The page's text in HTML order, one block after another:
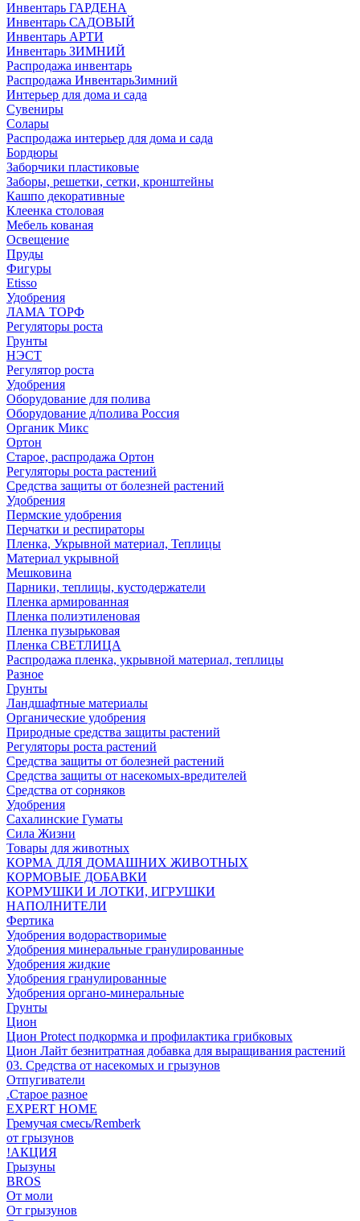
Инвентарь ГАРДЕНА
Инвентарь САДОВЫЙ
Инвентарь АРТИ
Инвентарь ЗИМНИЙ
Распродажа инвентарь
Распродажа ИнвентарьЗимний
Интерьер для дома и сада
Сувениры
Солары
Распродажа интерьер для дома и сада
Бордюры
Заборчики пластиковые
Заборы, решетки, сетки, кронштейны
Кашпо декоративные
Клеенка столовая
Мебель кованая
Освещение
Пруды
Фигуры
Etisso
Удобрения
ЛАМА ТОРФ
Регуляторы роста
Грунты
НЭСТ
Регулятор роста
Удобрения
Оборудование для полива
Оборудование д/полива Россия
Органик Микс
Ортон
Старое, распродажа Ортон
Регуляторы роста растений
Средства защиты от болезней растений
Удобрения
Пермские удобрения
Перчатки и респираторы
Пленка, Укрывной материал, Теплицы
Материал укрывной
Мешковина
Парники, теплицы, кустодержатели
Пленка армированная
Пленка полиэтиленовая
Пленка пузырьковая
Пленка СВЕТЛИЦА
Распродажа пленка, укрывной материал, теплицы
Разное
Грунты
Ландшафтные материалы
Органические удобрения
Природные средства защиты растений
Регуляторы роста растений
Средства защиты от болезней растений
Средства защиты от насекомых-вредителей
Средства от сорняков
Удобрения
Сахалинские Гуматы
Сила Жизни
Товары для животных
КОРМА ДЛЯ ДОМАШНИХ ЖИВОТНЫХ
КОРМОВЫЕ ДОБАВКИ
КОРМУШКИ И ЛОТКИ, ИГРУШКИ
НАПОЛНИТЕЛИ
Фертика
Удобрения водорастворимые
Удобрения минеральные гранулированные
Удобрения жидкие
Удобрения гранулированные
Удобрения органо-минеральные
Грунты
Цион
Цион Protect подкормка и профилактика грибковых
Цион Лайт безнитратная добавка для выращивания растений
03. Средства от насекомых и грызунов
Отпугиватели
.Старое разное
EXPERT HOME
Гремучая смесь/Remberk
от грызунов
!АКЦИЯ
Грызуны
BROS
От моли
От грызунов